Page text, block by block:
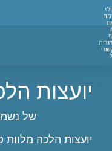
יועצות
של
יועצות הלכה מלוות